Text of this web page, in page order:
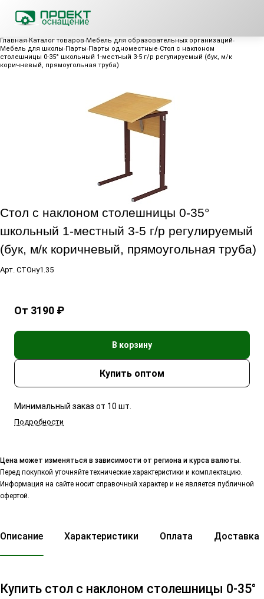
Главная Каталог товаров Мебель для образовательных организаций
Мебель для школы Парты Парты одноместные Стол с наклоном
столешницы 0-35° школьный 1-местный 3-5 г/р регулируемый (бук, м/к
коричневый, прямоугольная труба)
Стол с наклоном столешницы 0-35°
школьный 1-местный 3-5 г/р регулируемый
(бук, м/к коричневый, прямоугольная труба)
Арт. СТОну1.35
От 3190 ₽
В корзину
Минимальный заказ от 10 шт.
Подробности
Цена может изменяться в зависимости от региона и курса валюты.
Перед покупкой уточняйте технические характеристики и комплектацию.
Информация на сайте носит справочный характер и не является публичной
офертой.
Описание Характеристики Оплата Доставка
Купить стол с наклоном столешницы 0-35°